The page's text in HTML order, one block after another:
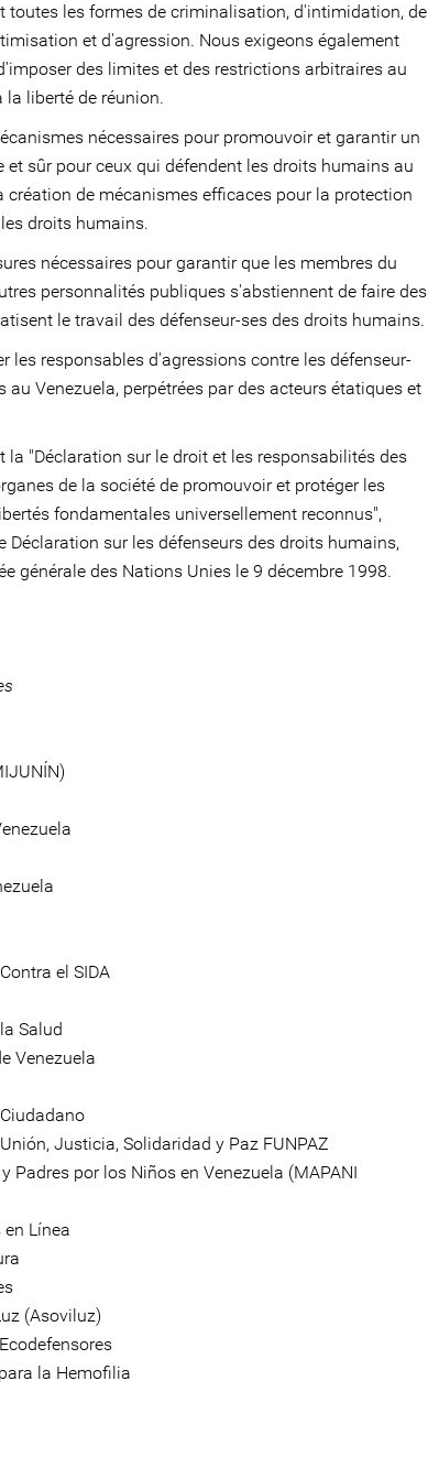
toutes les formes de criminalisation, d'intimidation, de
et d'agression. Nous exigeons également
des limites et des restrictions arbitraires au
liberté de réunion.
nécessaires pour promouvoir et garantir un
et sûr pour ceux qui défendent les droits humains au
création de mécanismes efficaces pour la protection
droits humains.
nécessaires pour garantir que les membres du
personnalités publiques s'abstiennent de faire des
le travail des défenseur-ses des droits humains.
les responsables d'agressions contre les défenseur-
au Venezuela, perpétrées par des acteurs étatiques et
la "Déclaration sur le droit et les responsabilités des
de la société de promouvoir et protéger les
fondamentales universellement reconnus",
Déclaration sur les défenseurs des droits humains,
générale des Nations Unies le 9 décembre 1998.
el SIDA
Salud
Venezuela
Justicia, Solidaridad y Paz FUNPAZ
Padres por los Niños en Venezuela (MAPANI
Línea
(Asoviluz)
la Hemofilia